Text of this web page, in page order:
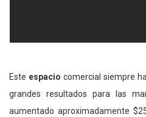
Este espacio comercial siempre
grandes resultados para las
aumentado aproximadamente